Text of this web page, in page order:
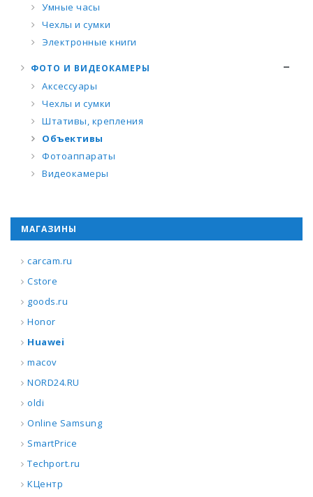
Умные часы
Чехлы и сумки
Электронные книги
ФОТО И ВИДЕОКАМЕРЫ
Аксессуары
Чехлы и сумки
Штативы, крепления
Объективы
Фотоаппараты
Видеокамеры
МАГАЗИНЫ
carcam.ru
Cstore
goods.ru
Honor
Huawei
macov
NORD24.RU
oldi
Online Samsung
SmartPrice
Techport.ru
КЦентр